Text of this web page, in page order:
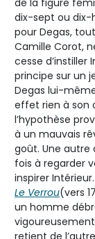
de la figure
dix-sept ou dix-
pour Degas,
Camille Corot,
cesse d’instiller
principe sur un
Degas lui-
effet rien à son
l’hypothèse
à un mauvais
goût. Une
fois à regarder
inspirer
Le Verrou(vers
un homme